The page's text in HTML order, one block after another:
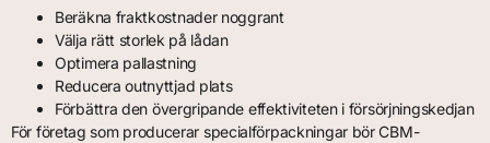
Beräkna fraktkostnader noggrant
Välja rätt storlek på lådan
Optimera pallastning
Reducera outnyttjad plats
Förbättra den övergripande effektiviteten i försörjningskedjan
För företag som producerar specialförpackningar bör CBM-